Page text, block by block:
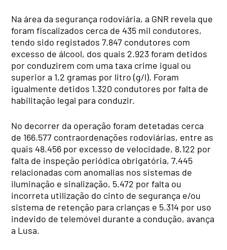
Na área da segurança rodoviária, a GNR revela que
foram fiscalizados cerca de 435 mil condutores,
tendo sido registados 7.847 condutores com
excesso de álcool, dos quais 2.923 foram detidos
por conduzirem com uma taxa crime igual ou
superior a 1,2 gramas por litro (g/l). Foram
igualmente detidos 1.320 condutores por falta de
habilitação legal para conduzir.
No decorrer da operação foram detetadas cerca
de 166.577 contraordenações rodoviárias, entre as
quais 48.456 por excesso de velocidade, 8.122 por
falta de inspeção periódica obrigatória, 7.445
relacionadas com anomalias nos sistemas de
iluminação e sinalização, 5.472 por falta ou
incorreta utilização do cinto de segurança e/ou
sistema de retenção para crianças e 5.314 por uso
indevido de telemóvel durante a condução, avança
a Lusa.